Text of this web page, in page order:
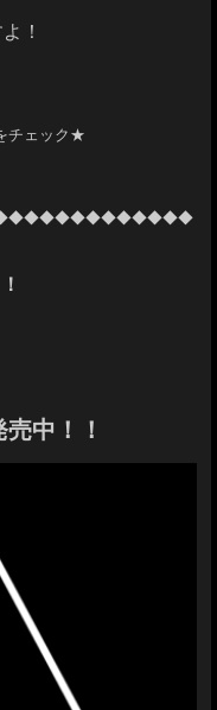
！
チェック★
◆◆◆◆◆◆◆◆
中！！